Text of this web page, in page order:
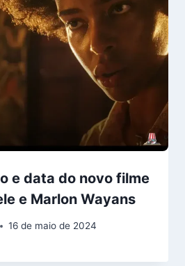
e data do novo filme
e Marlon Wayans
16 de maio de 2024